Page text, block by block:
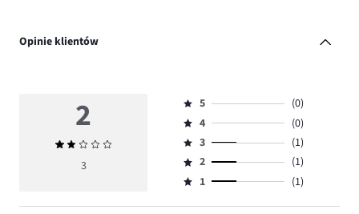
Opinie klientów
2
Średnia
ocena
3
Ocena
5,
ilość
głosów
0.
5
(0)
Ocena
4,
ilość
głosów
4
(0)
Ocena
3,
ilość
3
(1)
Ocena
2,
2
(1)
Ocena
1,
1 (1)